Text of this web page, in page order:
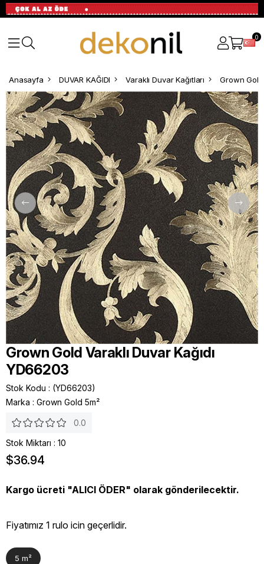
0
Anasayfa DUVAR KAĞIDI Varaklı Duvar Kağıtları Grown Gold
Grown Gold Varaklı Duvar Kağıdı
YD66203
Stok Kodu
(YD66203)
Marka : Grown Gold 5m²
0.0
Stok Miktarı : 10
$36.94
Kargo ücreti "ALICI ÖDER" olarak gönderilecektir.
Fiyatımız 1 rulo icin geçerlidir.
5 m²